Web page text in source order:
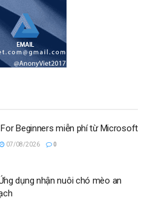
Beginners miễn phí từ Microsoft
07/08/2026 0
dụng nhận nuôi chó mèo an